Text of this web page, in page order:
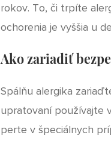
rokov. To, či trpíte
ochorenia je vyššia u
Ako zariadiť
Spálňu alergika
upratovaní používajte
perte v špeciálnych